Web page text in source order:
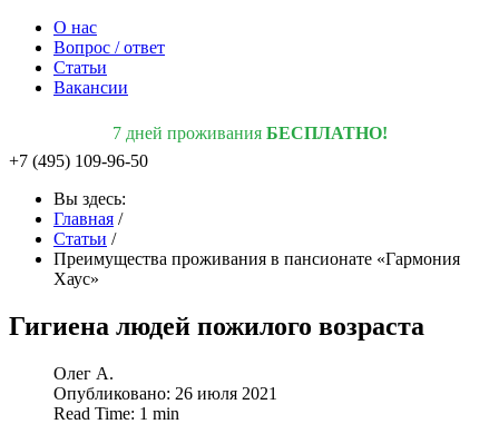
О нас
Вопрос / ответ
Статьи
Вакансии
7 дней проживания БЕСПЛАТНО!
+7 (495) 109-96-50
Вы здесь:
Главная /
Статьи /
Преимущества проживания в пансионате «Гармония
Хаус»
Гигиена людей пожилого возраста
Олег А.
Опубликовано: 26 июля 2021
Read Time: 1 min